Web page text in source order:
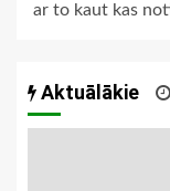
ar to kaut kas
Aktuālākie